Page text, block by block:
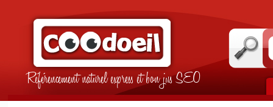
Référencement naturel express et bon jus SEO